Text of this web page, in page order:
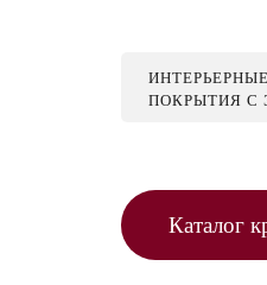
ПОКРЫТИЯ С
Каталог